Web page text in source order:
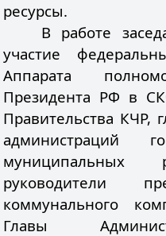
ресурсы.
В работе
участие
Аппарата
Президента РФ в
Правительства КЧР,
администраций
муниципальных
руководители
коммунального
Главы